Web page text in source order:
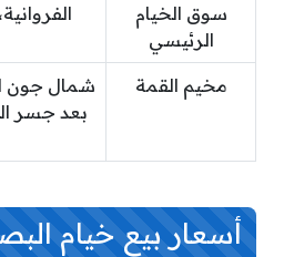
سوق الخيام
الرئيسي
مخيم القمة
شمال جون
بعد جسر
أسعار بيع خيام